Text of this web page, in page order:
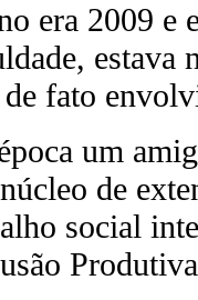
era 2009 e
estava
fato
um
de
social